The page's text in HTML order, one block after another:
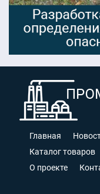
Главная
Каталог товаров
О проекте